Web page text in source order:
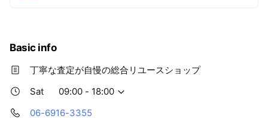
Basic info
丁寧な査定が自慢の総合リユースショップ
Sat
09:00 - 18:00
06-6916-3355